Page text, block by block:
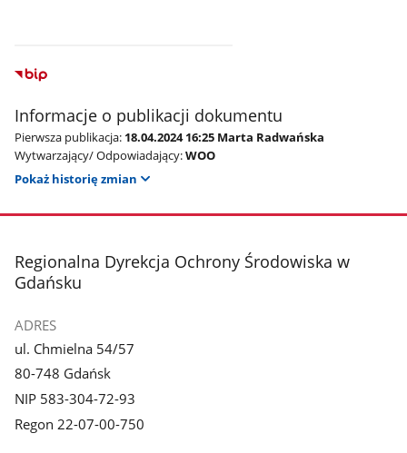
Informacje o publikacji dokumentu
Pierwsza publikacja: 18.04.2024 16:25 Marta Radwańska
Wytwarzający/ Odpowiadający:WOO
Pokaż historię zmian
stopka
Regionalna Dyrekcja Ochrony Środowiska w
Gdańsku
ADRES
ul. Chmielna 54/57
80-748 Gdańsk
NIP 583-304-72-93
Regon 22-07-00-750